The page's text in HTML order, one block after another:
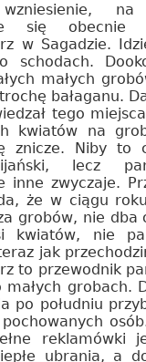
się obecnie
w Sagadzie.
schodach.
małych
bałaganu.
tego
kwiatów na
znicze. Niby to
lecz
inne zwyczaje.
że w ciągu
grobów, nie dba
kwiatów, nie
jak
to przewodnik
małych grobach.
po południu
reklamówki
ubrania, a